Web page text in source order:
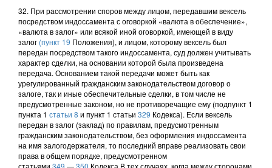
32. При рассмотрении споров между лицом, передавшим вексель
посредством индоссамента с оговоркой «валюта в обеспечение»,
«валюта в залог» или всякой иной оговоркой, имеющей в виду
залог (пункт 19 Положения), и лицом, которому вексель был
передан посредством такого индоссамента, суд должен учитывать
характер сделки, на основании которой была произведена
передача. Основанием такой передачи может быть как
урегулированный гражданским законодательством договор о
залоге, так и иные обеспечительные сделки, в том числе не
предусмотренные законом, но не противоречащие ему (подпункт 1
пункта 1 статьи 8 и пункт 1 статьи 329 Кодекса). Если вексель
передан в залог (заклад) по правилам, предусмотренным
гражданским законодательством, без оформления индоссамента
на имя залогодержателя, то последний вправе реализовать свои
права в общем порядке, предусмотренном
статьями 349 —350 Кодекса.В тех случаях, когда между сторонами